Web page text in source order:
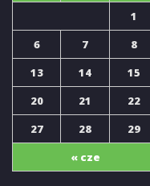
« cze
1
6
7 8
13
14 15
20
21 22
27
28 29